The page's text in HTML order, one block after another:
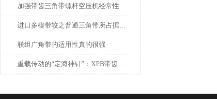
加强带齿三角带螺杆空压机经常性的检查调整和保养
进口多楔带较之普通三角带所占据的优势
联组广角带的适用性真的很强
重载传动的“定海神针”：XPB带齿三角带如何驯服工业巨兽？